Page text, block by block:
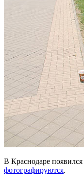
В Краснодаре появился
фотографируются.